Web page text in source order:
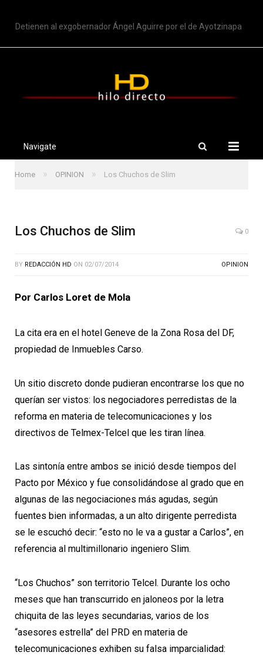
Detienen al exgobernador Ángel Aguirre por el de Ayotzinapa
Navigate
Home » OPINION » Los Chuchos de Slim
Los Chuchos de Slim 0
BY REDACCIÓN HD ON 02/07/2014 OPINION
Por Carlos Loret de Mola
La cita era en el hotel Geneve de la Zona Rosa del DF,
propiedad de Inmuebles Carso.
Un sitio discreto donde pudieran encontrarse los que no
querían ser vistos: los negociadores perredistas de la
reforma en materia de telecomunicaciones y los
directivos de Telmex-Telcel que les tiran línea.
Las sintonía entre ambos se inició desde tiempos del
Pacto por México y fue consolidándose al grado que en
algunas de las negociaciones más agudas, según
fuentes bien informadas, a un alto dirigente perredista
se le escuchó decir: “esto no le va a gustar a Carlos”, en
referencia al multimillonario ingeniero Slim.
“Los Chuchos” son territorio Telcel. Durante los ocho
meses que han transcurrido en jaloneos por la letra
chiquita de las leyes secundarias, varios de los
“asesores estrella” del PRD en materia de
telecomunicaciones exhiben su falsa imparcialidad: